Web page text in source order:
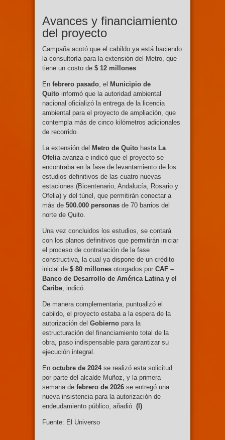
Avances y financiamiento
del proyecto
Campaña acotó que el cabildo ya está haciendo
la consultoría para la extensión del Metro, que
tiene un costo de $ 12 millones.
En febrero pasado, el Municipio de
Quito informó que la autoridad ambiental
nacional oficializó la entrega de la licencia
ambiental para el proyecto de ampliación, que
contempla más de cinco kilómetros adicionales
de recorrido.
La extensión del Metro de Quito hasta La
Ofeliaavanza e indicó que el proyecto se
encontraba en la fase de levantamiento de los
estudios definitivos de las cuatro nuevas
estaciones (Bicentenario, Andalucía, Rosario y
Ofelia) y del túnel, que permitirán conectar a
más de 500.000 personas de 70 barrios del
norte de Quito.
Una vez concluidos los estudios, se contará
con los planos definitivos que permitirán iniciar
el proceso de contratación de la fase
constructiva, la cual ya dispone de un crédito
inicial de $ 80 millones otorgados por CAF –
Banco de Desarrollo de América Latina y el
Caribe, indicó.
De manera complementaria, puntualizó el
cabildo, el proyecto estaba a la espera de la
autorización del Gobierno para la
estructuración del financiamiento total de la
obra, paso indispensable para garantizar su
ejecución integral.
En octubre de 2024se realizó esta solicitud
por parte del alcalde Muñoz, y la primera
semana de febrero de 2026 se entregó una
nueva insistencia para la autorización de
endeudamiento público, añadió. (I)
Fuente: El Universo